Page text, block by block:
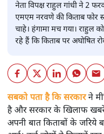
नेता विपक्ष राहुल गांधी ने 2
एमएम नरवणे की किताब फोर
चाहे। हंगामा मच गया। राहुल
रहे हैं कि किताब पर अघोषित
सबको पता है कि सरकारने
है और सरकार के खिलाफ
अपनी बात किताबों के जरिये